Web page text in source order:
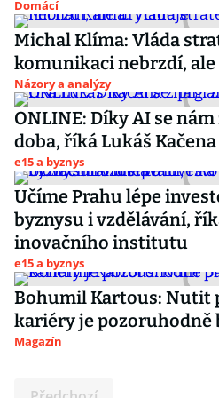
Domácí
Michal Klíma: Vláda
komunikaci nebrzdí,
Názory a analýzy
ONLINE: Díky AI se
doba, říká Lukáš
e15 a byznys
Učíme Prahu lépe
byznysu i vzdělávání,
inovačního institutu
e15 a byznys
Bohumil Kartous: Nutit
kariéry je pozoruhodně
Magazín